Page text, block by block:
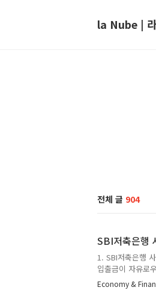
la Nube |
전체 글 904
SBI저축은행
1. SBI저축은행
입출금이 자유로
행일자 : 2021년
는 '원래' 하루만
Economy &